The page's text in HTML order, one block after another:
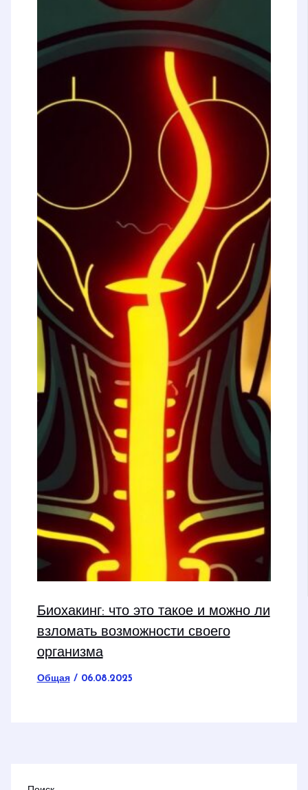
Биохакинг: что это такое и можно ли
взломать возможности своего
организма
Общая/ 06.08.2025